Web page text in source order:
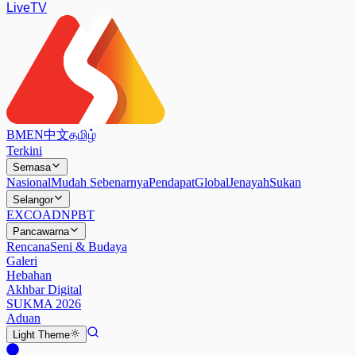
LiveTV
BMEN中文தமிழ்
Terkini
Semasa
NasionalMudah SebenarnyaPendapatGlobalJenayahSukan
Selangor
EXCOADNPBT
Pancawarna
RencanaSeni & Budaya
Galeri
Hebahan
Akhbar Digital
SUKMA 2026
Aduan
Light Theme